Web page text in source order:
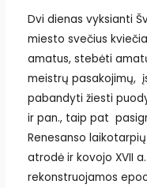
Dvi dienas vyksianti
miesto svečius
amatus, stebėti
meistrų pasakojimų,
pabandyti žiesti
ir pan., taip pat
Renesanso
atrodė ir kovojo XVII
rekonstruojamos